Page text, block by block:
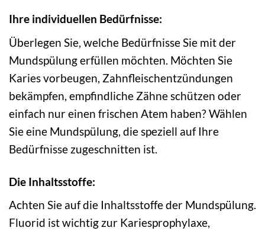
Ihre individuellen Bedürfnisse:
Überlegen Sie, welche Bedürfnisse Sie mit der
Mundspülung erfüllen möchten. Möchten Sie
Karies vorbeugen, Zahnfleischentzündungen
bekämpfen, empfindliche Zähne schützen oder
einfach nur einen frischen Atem haben? Wählen
Sie eine Mundspülung, die speziell auf Ihre
Bedürfnisse zugeschnitten ist.
Die Inhaltsstoffe:
Achten Sie auf die Inhaltsstoffe der Mundspülung.
Fluorid ist wichtig zur Kariesprophylaxe,